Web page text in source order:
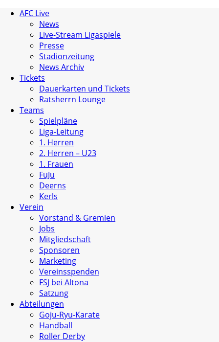
AFC Live
News
Live-Stream Ligaspiele
Presse
Stadionzeitung
News Archiv
Tickets
Dauerkarten und Tickets
Ratsherrn Lounge
Teams
Spielpläne
Liga-Leitung
1. Herren
2. Herren – U23
1. Frauen
FuJu
Deerns
Kerls
Verein
Vorstand & Gremien
Jobs
Mitgliedschaft
Sponsoren
Marketing
Vereinsspenden
FSJ bei Altona
Satzung
Abteilungen
Goju-Ryu-Karate
Handball
Roller Derby